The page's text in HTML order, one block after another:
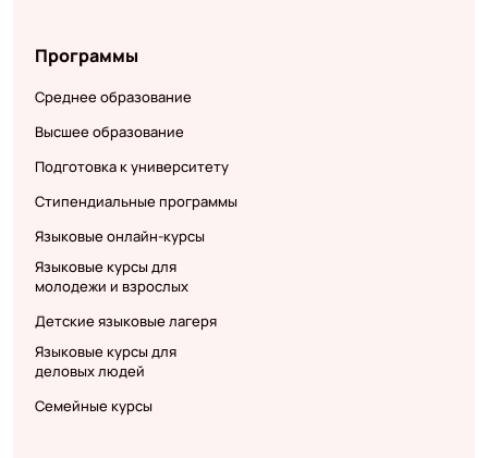
Программы
Среднее образование
Высшее образование
Подготовка к университету
Стипендиальные программы
Языковые онлайн-курсы
Языковые курсы для
молодежи и взрослых
Детские языковые лагеря
Языковые курсы для
деловых людей
Семейные курсы